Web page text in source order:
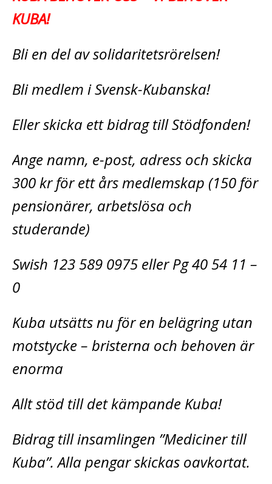
KUBA!
Bli en del av solidaritetsrörelsen!
Bli medlem i Svensk-Kubanska!
Eller skicka ett bidrag till Stödfonden!
Ange namn, e-post, adress och skicka
300 kr för ett års medlemskap (150 för
pensionärer, arbetslösa och
studerande)
Swish 123 589 0975 eller Pg 40 54 11 –
0
Kuba utsätts nu för en belägring utan
motstycke – bristerna och behoven är
enorma
Allt stöd till det kämpande Kuba!
Bidrag till insamlingen ”Mediciner till
Kuba”. Alla pengar skickas oavkortat.